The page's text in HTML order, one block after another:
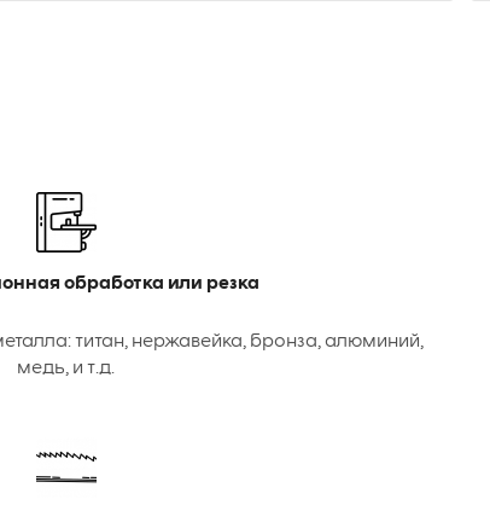
обработка или резка
титан, нержавейка, бронза, алюминий,
медь, и т.д.